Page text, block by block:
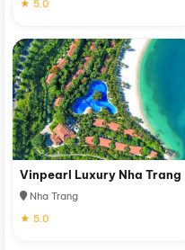
★ 5.0
Vinpearl Luxury Nha Trang
Nha Trang
★ 5.0